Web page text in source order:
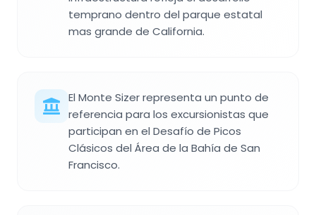
temprano dentro del parque estatal
mas grande de California.
El Monte Sizer representa un punto de
referencia para los excursionistas que
participan en el Desafío de Picos
Clásicos del Área de la Bahía de San
Francisco.